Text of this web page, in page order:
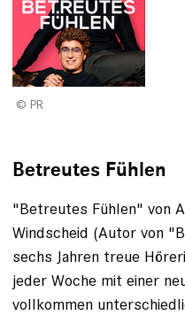
PR
Betreutes Fühlen
"Betreutes Fühlen" von
Windscheid (Autor von
sechs Jahren treue
jeder Woche mit einer
vollkommen